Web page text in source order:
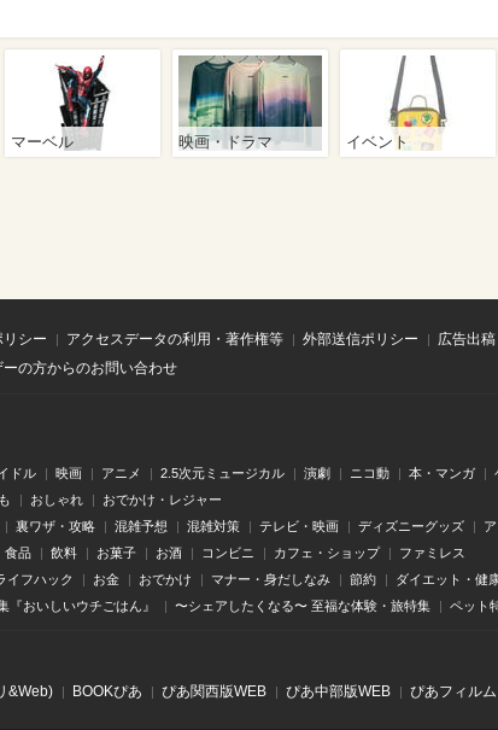
マーベル 映画・ドラマ イベント
シー アクセスデータの利用・著作権等 外部送信ポリシー
広告出
の方からのお問い合わせ
ドル 映画 アニメ 2.5次元ミュージカル 演劇 ニコ動 本・マンガ
おしゃれ おでかけ・レジャー
裏ワザ・攻略 混雑予想 混雑対策 テレビ・映画 ディズニーグッズ
食品 飲料 お菓子 お酒 コンビニ カフェ・ショップ ファミレス
イフハック お金 おでかけ マナー・身だしなみ 節約 ダイエット・健
『おいしいウチごはん』 〜シェアしたくなる〜 至福な体験・旅特集 ペット
&Web) BOOKぴあ ぴあ関⻄版WEB ぴあ中部版WEB ぴあフィル